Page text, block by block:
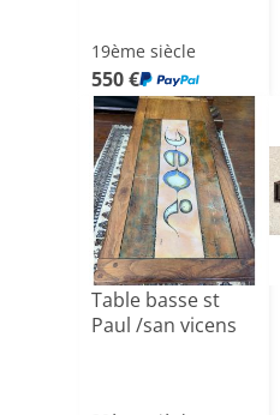
19ème siècle
550 €
Table basse st
Paul /san vicens